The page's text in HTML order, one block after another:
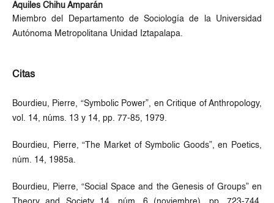
Aquiles Chihu Amparán
Miembro del Departamento de Sociología de la Universidad
Autónoma Metropolitana Unidad Iztapalapa.
Citas
Bourdieu, Pierre, “Symbolic Power”, en Critique of Anthropology,
vol. 14, núms. 13 y 14, pp. 77-85, 1979.
Bourdieu, Pierre, “The Market of Symbolic Goods”, en Poetics,
núm. 14, 1985a.
Bourdieu, Pierre, “Social Space and the Genesis of Groups” en